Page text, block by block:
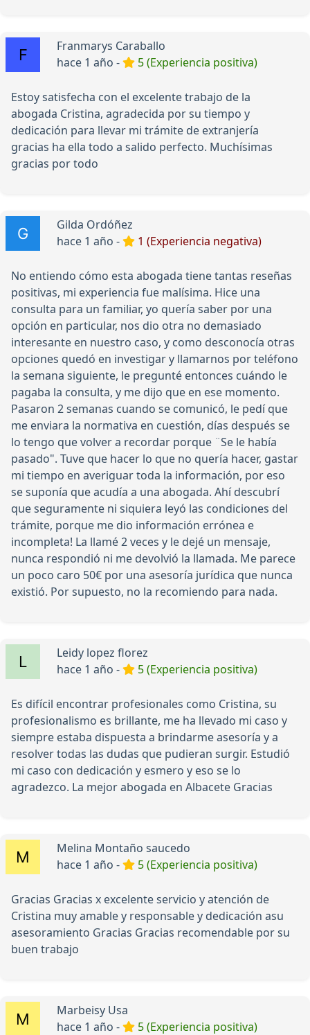
Franmarys Caraballo
hace 1 año -
5 (Experiencia positiva)
Estoy satisfecha con el excelente trabajo de la
abogada Cristina, agradecida por su tiempo y
dedicación para llevar mi trámite de extranjería
gracias ha ella todo a salido perfecto. Muchísimas
gracias por todo
Gilda Ordóñez
hace 1 año -
1 (Experiencia negativa)
No entiendo cómo esta abogada tiene tantas reseñas
positivas, mi experiencia fue malísima. Hice una
consulta para un familiar, yo quería saber por una
opción en particular, nos dio otra no demasiado
interesante en nuestro caso, y como desconocía otras
opciones quedó en investigar y llamarnos por teléfono
la semana siguiente, le pregunté entonces cuándo le
pagaba la consulta, y me dijo que en ese momento.
Pasaron 2 semanas cuando se comunicó, le pedí que
me enviara la normativa en cuestión, días después se
lo tengo que volver a recordar porque ¨Se le había
pasado". Tuve que hacer lo que no quería hacer, gastar
mi tiempo en averiguar toda la información, por eso
se suponía que acudía a una abogada. Ahí descubrí
que seguramente ni siquiera leyó las condiciones del
trámite, porque me dio información errónea e
incompleta! La llamé 2 veces y le dejé un mensaje,
nunca respondió ni me devolvió la llamada. Me parece
un poco caro 50€ por una asesoría jurídica que nunca
existió. Por supuesto, no la recomiendo para nada.
Leidy lopez florez
hace 1 año -
5 (Experiencia positiva)
Es difícil encontrar profesionales como Cristina, su
profesionalismo es brillante, me ha llevado mi caso y
siempre estaba dispuesta a brindarme asesoría y a
resolver todas las dudas que pudieran surgir. Estudió
mi caso con dedicación y esmero y eso se lo
agradezco. La mejor abogada en Albacete Gracias
Melina Montaño saucedo
hace 1 año -
5 (Experiencia positiva)
Gracias Gracias x excelente servicio y atención de
Cristina muy amable y responsable y dedicación asu
asesoramiento Gracias Gracias recomendable por su
buen trabajo
Marbeisy Usa
hace 1 año -
5 (Experiencia positiva)